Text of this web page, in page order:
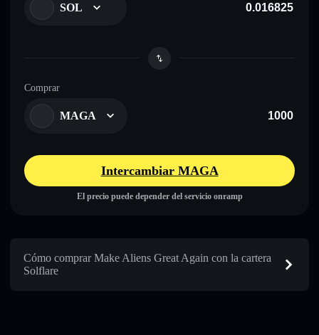
SOL
Comprar
MAGA
Intercambiar MAGA
El precio puede depender del servicio onramp
Cómo comprar Make Aliens Great Again con la cartera
Solflare